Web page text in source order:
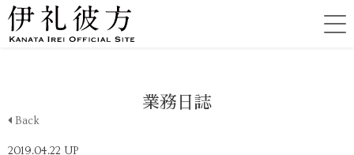
業務日誌
Back
2019.04.22 UP